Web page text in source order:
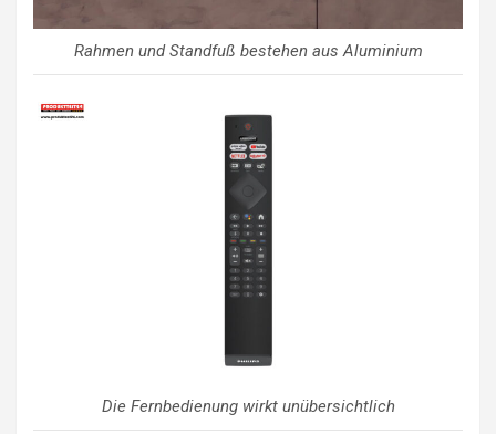
Rahmen und Standfuß bestehen aus Aluminium
Die Fernbedienung wirkt unübersichtlich